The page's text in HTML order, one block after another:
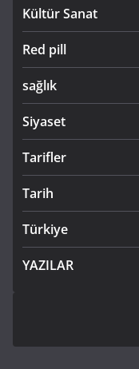
Kültür Sanat
Red pill
sağlık
Siyaset
Tarifler
Tarih
Türkiye
YAZILAR